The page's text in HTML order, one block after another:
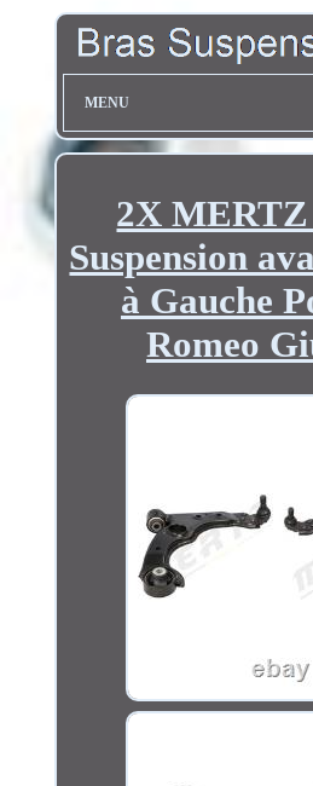
MENU
2X MERTZ
Suspension
à Gauche
Romeo